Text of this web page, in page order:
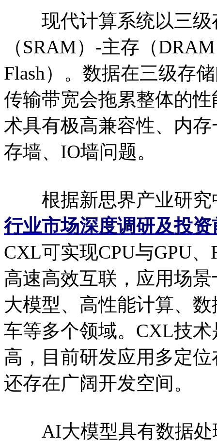
现代计算系统以三级
（SRAM）-主存（
Flash）。数据在三级存
传输带宽会拖累整体的
术具有极高兼容性、内
存墙、IO墙问题。
根据新思界产业研究
行业市场深度调研及投
CXL可实现CPU与GPU
高速高效互联，应用场
大模型、高性能计算、
车等多个领域。CXL技
高，目前研发应用多定
还存在广阔开发空间。
AI大模型具有数据处